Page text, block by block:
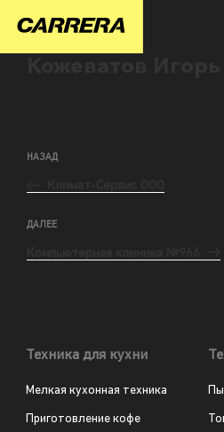
НАЗАД
ДАЛЕЕ
Техника для кухни
Мелкая кухонная техника
Приготовление кофе